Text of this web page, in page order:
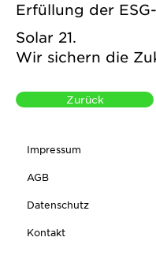
Erfüllung der
Solar 21.
Wir sichern die
Zurück
Impressum
AGB
Datenschutz
Kontakt